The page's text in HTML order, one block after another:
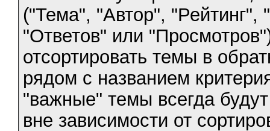
("Тема", "Автор",
"Ответов" или
отсортировать темы в
рядом с названием
"важные" темы всегда
вне зависимости от